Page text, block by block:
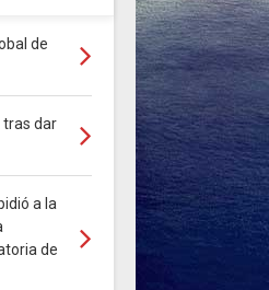
de
tras dar
a la
de